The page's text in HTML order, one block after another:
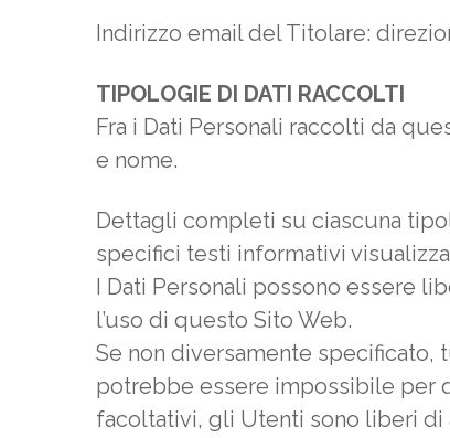
Indirizzo email del Titolare:
TIPOLOGIE DI DATI RACCOLTI
Fra i Dati Personali raccolti da
e nome.
Dettagli completi su ciascuna
specifici testi informativi
I Dati Personali possono essere
l’uso di questo Sito Web.
Se non diversamente specificato,
potrebbe essere impossibile per
facoltativi, gli Utenti sono liberi di